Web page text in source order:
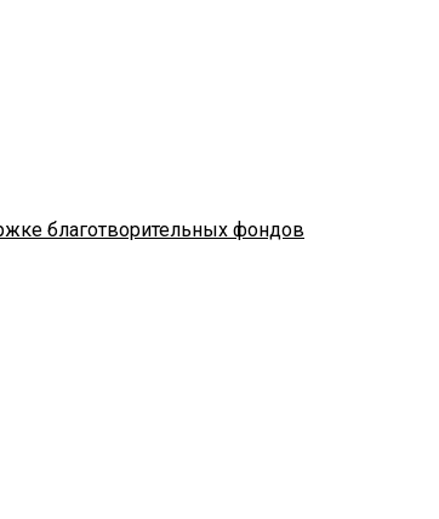
благотворительных фондов